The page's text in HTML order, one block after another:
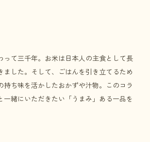
って三千年。お米は日本人の主食として長
ました。そして、ごはんを引き立てるため
持ち味を活かしたおかずや汁物。このコラ
一緒にいただきたい「うまみ」ある一品を